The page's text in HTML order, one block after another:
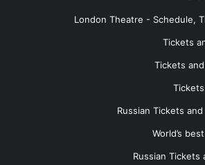
London Theatre - Schedule,
Tickets
Tickets
Russian Tickets
World’s
Russian Tickets